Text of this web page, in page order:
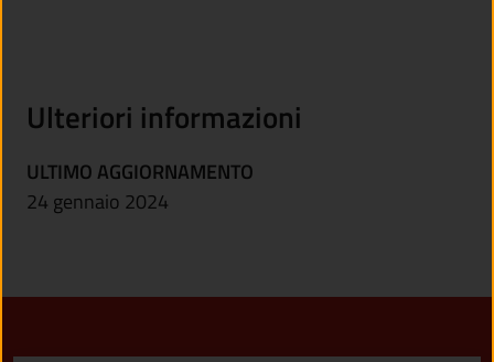
Ulteriori informazioni
ULTIMO AGGIORNAMENTO
24 gennaio 2024